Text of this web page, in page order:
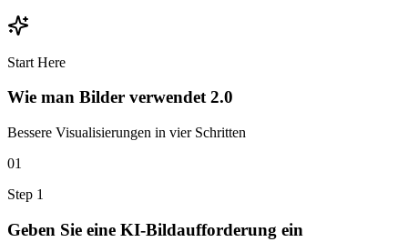
Start Here
Wie man Bilder verwendet 2.0
Bessere Visualisierungen in vier Schritten
01
Step 1
Geben Sie eine KI-Bildaufforderung ein